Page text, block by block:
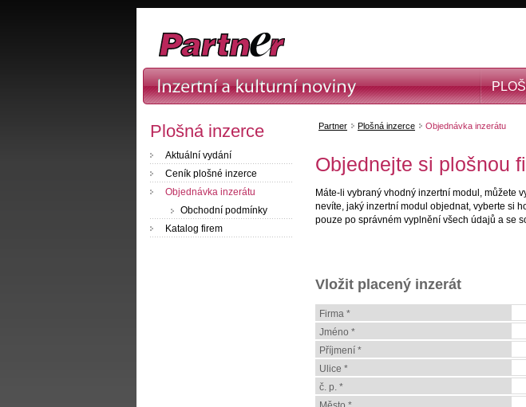
Plošná inzerce
Aktuální vydání
Ceník plošné inzerce
Objednávka inzerátu
Obchodní podmínky
Katalog firem
Partner Plošná inzerce Objednávka inzerátu
Objednejte si plošnou
Máte-li vybraný vhodný inzertní modul, můžete
nevíte, jaký inzertní modul objednat, vyberte si
pouze po správném vyplnění všech údajů a se
Vložit placený inzerát
Firma *
Jméno *
Příjmení *
Ulice *
č. p. *